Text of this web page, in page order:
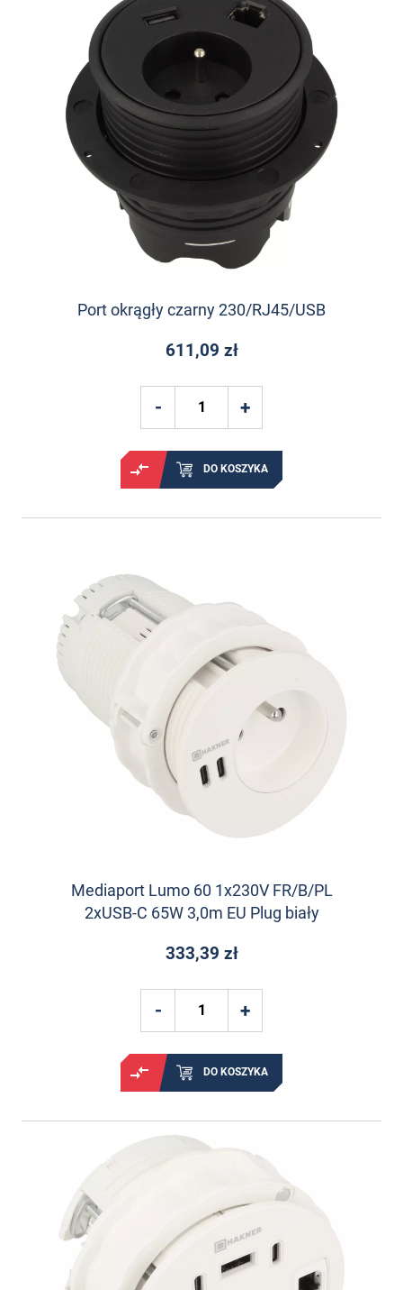
Port okrągły czarny 230/RJ45/USB
611,09 zł
DO KOSZYKA
Mediaport Lumo 60 1x230V FR/B/PL
2xUSB-C 65W 3,0m EU Plug biały
333,39 zł
DO KOSZYKA